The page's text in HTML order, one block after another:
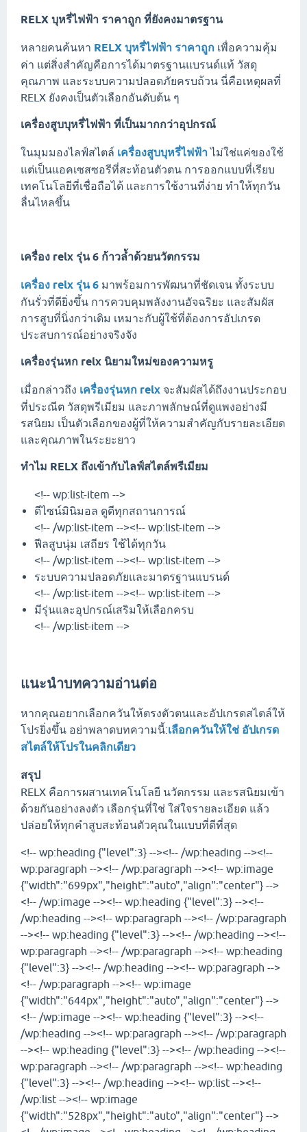
RELX บุหรี่ไฟฟ้า ราคาถูก ที่ยังคงมาตรฐาน
หลายคนค้นหา RELX บุหรี่ไฟฟ้า ราคาถูก เพื่อความคุ้ม
ค่า แต่สิ่งสำคัญคือการได้มาตรฐานแบรนด์แท้ วัสดุ
คุณภาพ และระบบความปลอดภัยครบถ้วน นี่คือเหตุผลที่
RELX ยังคงเป็นตัวเลือกอันดับต้น ๆ
เครื่องสูบบุหรี่ไฟฟ้า ที่เป็นมากกว่าอุปกรณ์
ในมุมมองไลฟ์สไตล์ เครื่องสูบบุหรี่ไฟฟ้าไม่ใช่แค่ของใช้
แต่เป็นแอคเซสซอรีที่สะท้อนตัวตน การออกแบบที่เรียบ
เทคโนโลยีที่เชื่อถือได้ และการใช้งานที่ง่าย ทำให้ทุกวัน
ลื่นไหลขึ้น
เครื่อง relx รุ่น 6 ก้าวล้ำด้วยนวัตกรรม
เครื่อง relx รุ่น 6 มาพร้อมการพัฒนาที่ชัดเจน ทั้งระบบ
กันรั่วที่ดียิ่งขึ้น การควบคุมพลังงานอัจฉริยะ และสัมผัส
การสูบที่นิ่งกว่าเดิม เหมาะกับผู้ใช้ที่ต้องการอัปเกรด
ประสบการณ์อย่างจริงจัง
เครื่องรุ่นหก relx นิยามใหม่ของความหรู
เมื่อกล่าวถึง เครื่องรุ่นหก relx จะสัมผัสได้ถึงงานประกอบ
ที่ประณีต วัสดุพรีเมียม และภาพลักษณ์ที่ดูแพงอย่างมี
รสนิยม เป็นตัวเลือกของผู้ที่ให้ความสำคัญกับรายละเอียด
และคุณภาพในระยะยาว
ทำไม RELX ถึงเข้ากับไลฟ์สไตล์พรีเมียม
<!-- wp:list-item -->
ดีไซน์มินิมอล ดูดีทุกสถานการณ์
<!-- /wp:list-item --><!-- wp:list-item -->
ฟีลสูบนุ่ม เสถียร ใช้ได้ทุกวัน
<!-- /wp:list-item --><!-- wp:list-item -->
ระบบความปลอดภัยและมาตรฐานแบรนด์
<!-- /wp:list-item --><!-- wp:list-item -->
มีรุ่นและอุปกรณ์เสริมให้เลือกครบ
<!-- /wp:list-item -->
แนะนำบทความอ่านต่อ
หากคุณอยากเลือกควันให้ตรงตัวตนและอัปเกรดสไตล์ให้
โปรยิ่งขึ้น อย่าพลาดบทความนี้:เลือกควันให้ใช่ อัปเกรด
สไตล์ให้โปรในคลิกเดียว
สรุป
RELX คือการผสานเทคโนโลยี นวัตกรรม และรสนิยมเข้า
ด้วยกันอย่างลงตัว เลือกรุ่นที่ใช่ ใส่ใจรายละเอียด แล้ว
ปล่อยให้ทุกคำสูบสะท้อนตัวคุณในแบบที่ดีที่สุด
<!-- wp:heading {"level":3} --><!-- /wp:heading --><!--
wp:paragraph --><!-- /wp:paragraph --><!-- wp:image
{"width":"699px","height":"auto","align":"center"} -->
<!-- /wp:image --><!-- wp:heading {"level":3} --><!--
/wp:heading --><!-- wp:paragraph --><!-- /wp:paragraph
--><!-- wp:heading {"level":3} --><!-- /wp:heading --><!--
wp:paragraph --><!-- /wp:paragraph --><!-- wp:heading
{"level":3} --><!-- /wp:heading --><!-- wp:paragraph -->
<!-- /wp:paragraph --><!-- wp:image
{"width":"644px","height":"auto","align":"center"} -->
<!-- /wp:image --><!-- wp:heading {"level":3} --><!--
/wp:heading --><!-- wp:paragraph --><!-- /wp:paragraph
--><!-- wp:heading {"level":3} --><!-- /wp:heading --><!--
wp:paragraph --><!-- /wp:paragraph --><!-- wp:heading
{"level":3} --><!-- /wp:heading --><!-- wp:list --><!--
/wp:list --><!-- wp:image
{"width":"528px","height":"auto","align":"center"} -->